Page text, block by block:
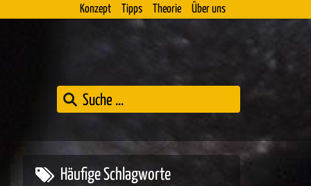
Konzept Tipps Theorie Über uns
Häufige Schlagworte